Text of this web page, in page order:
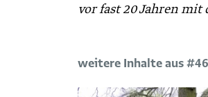
vor fast 20 Jahren
weitere Inhalte aus